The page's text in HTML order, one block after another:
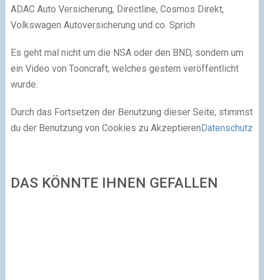
ADAC Auto Versicherung, Directline, Cosmos Direkt,
Volkswagen Autoversicherung und co. Sprich
Es geht mal nicht um die NSA oder den BND, sondern um
ein Video von Tooncraft, welches gestern veröffentlicht
wurde.
Durch das Fortsetzen der Benutzung dieser Seite, stimmst
du der Benutzung von Cookies zu Akzeptieren Datenschutz
DAS KÖNNTE IHNEN GEFALLEN